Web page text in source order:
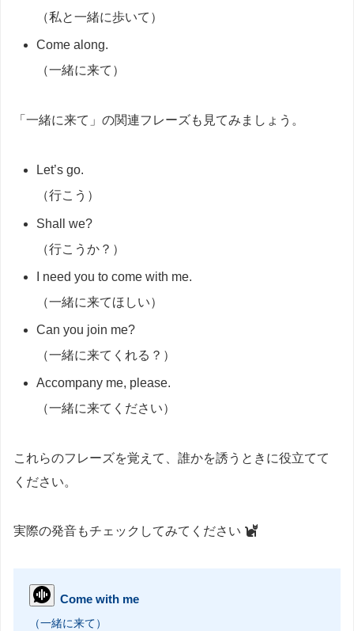
（私と一緒に歩いて）
Come along.
（一緒に来て）
「一緒に来て」の関連フレーズも見てみましょう。
Let’s go.
（行こう）
Shall we?
（行こうか？）
I need you to come with me.
（一緒に来てほしい）
Can you join me?
（一緒に来てくれる？）
Accompany me, please.
（一緒に来てください）
これらのフレーズを覚えて、誰かを誘うときに役立てて
ください。
実際の発音もチェックしてみてください
Come with me
（一緒に来て）